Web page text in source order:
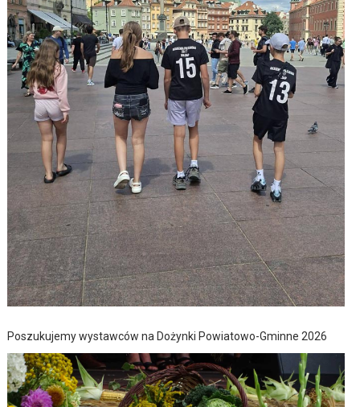
Poszukujemy wystawców na Dożynki Powiatowo-Gminne 2026